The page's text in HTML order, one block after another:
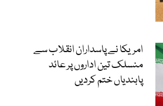
امریکا نے پاسداران انقلاب سے
منسلک تین اداروں پر عائد
پابندیاں ختم کردیں